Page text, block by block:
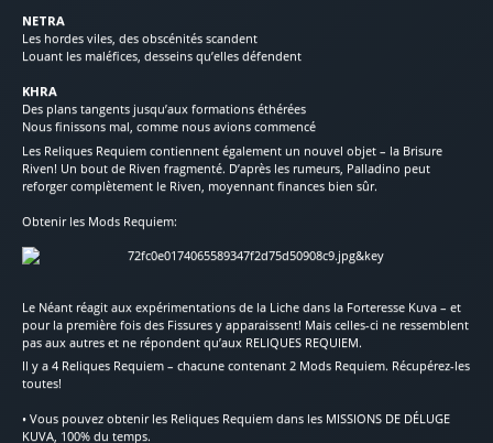
NETRA
Les hordes viles, des obscénités scandent
Louant les maléfices, desseins qu’elles défendent
KHRA
Des plans tangents jusqu’aux formations éthérées
Nous finissons mal, comme nous avions commencé
Les Reliques Requiem contiennent également un nouvel objet – la Brisure
Riven! Un bout de Riven fragmenté. D’après les rumeurs, Palladino peut
reforger complètement le Riven, moyennant finances bien sûr.
Obtenir les Mods Requiem:
Le Néant réagit aux expérimentations de la Liche dans la Forteresse Kuva – et
pour la première fois des Fissures y apparaissent! Mais celles-ci ne ressemblent
pas aux autres et ne répondent qu’aux RELIQUES REQUIEM.
Il y a 4 Reliques Requiem – chacune contenant 2 Mods Requiem. Récupérez-les
toutes!
• Vous pouvez obtenir les Reliques Requiem dans les MISSIONS DE DÉLUGE
KUVA, 100% du temps.